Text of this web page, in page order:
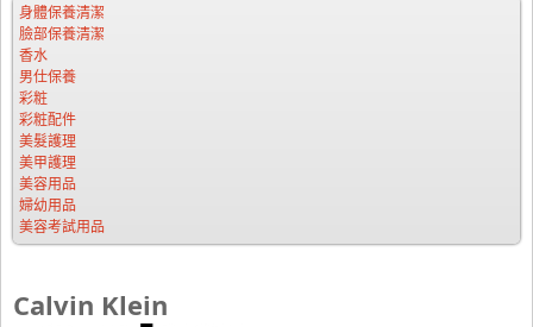
身體保養清潔
臉部保養清潔
香水
男仕保養
彩粧
彩粧配件
美髮護理
美甲護理
美容用品
婦幼用品
美容考試用品
Calvin Klein